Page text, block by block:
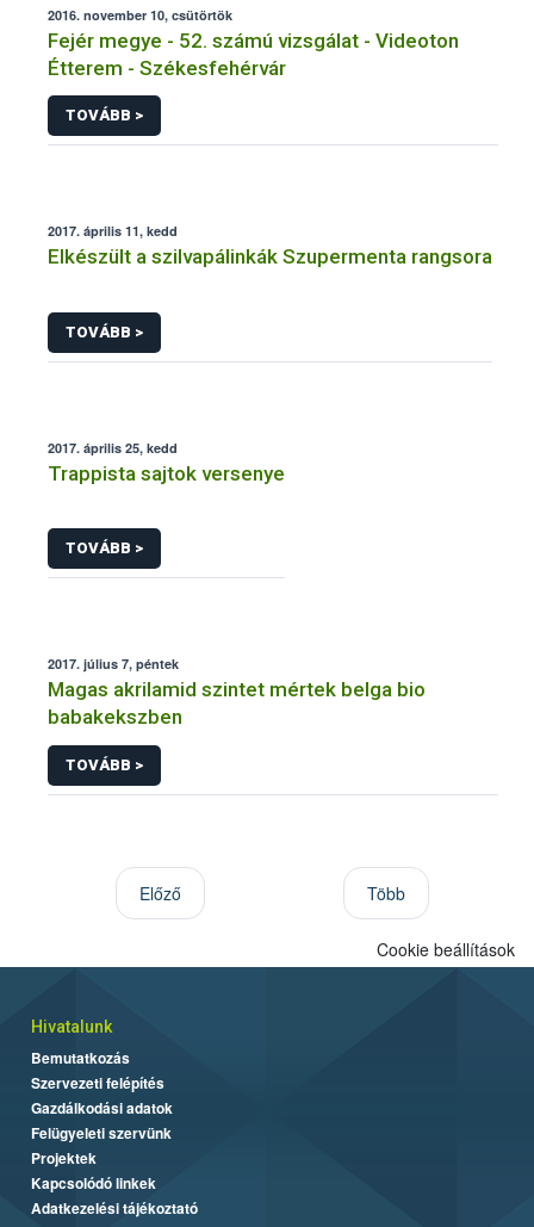
2016. november 10, csütörtök
Fejér megye - 52. számú vizsgálat - Videoton
Étterem - Székesfehérvár
TOVÁBB >
2017. április 11, kedd
Elkészült a szilvapálinkák Szupermenta rangsora
TOVÁBB >
2017. április 25, kedd
Trappista sajtok versenye
TOVÁBB >
2017. július 7, péntek
Magas akrilamid szintet mértek belga bio
babakekszben
TOVÁBB >
Előző Több
Cookie beállítások
Hivatalunk
Bemutatkozás
Szervezeti felépítés
Gazdálkodási adatok
Felügyeleti szervünk
Projektek
Kapcsolódó linkek
Adatkezelési tájékoztató